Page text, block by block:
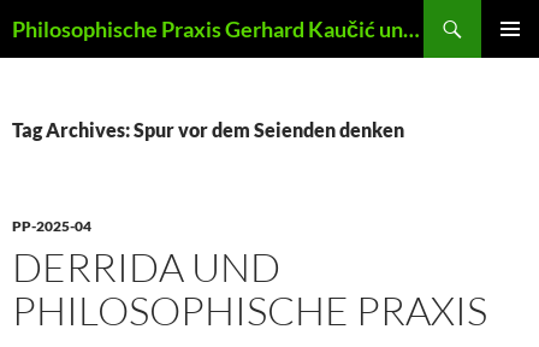
to
Philosophische Praxis Gerhard Kaučić und Anna Lydia Huber
Tag Archives: Spur vor dem Seienden denken
PP-2025-04
DERRIDA UND
PHILOSOPHISCHE PRAXIS